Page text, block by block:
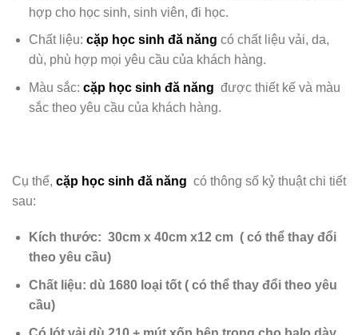
hợp cho học sinh, sinh viên, đi học.
Chất liệu: cặp học sinh đă năng có chất liệu vải, da,
dù, phù hợp mọi yêu cầu của khách hàng.
Màu sắc: cặp học sinh đă năng được thiết kế và màu
sắc theo yêu cầu của khách hàng.
Cụ thể, cặp học sinh đă năng có thông số kỷ thuật chi tiết
sau:
Kích thước: 30cm x 40cm x12 cm ( có thể thay đổi
theo yêu cầu)
Chất liệu: dù 1680 loại tốt ( có thể thay đổi theo yêu
cầu)